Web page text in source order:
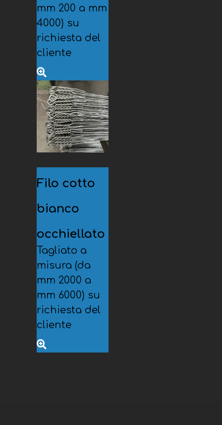
mm 200 a mm
4000) su
richiesta del
cliente
Filo cotto
bianco
occhiellato
Tagliato a
misura (da
mm 2000 a
mm 6000) su
richiesta del
cliente